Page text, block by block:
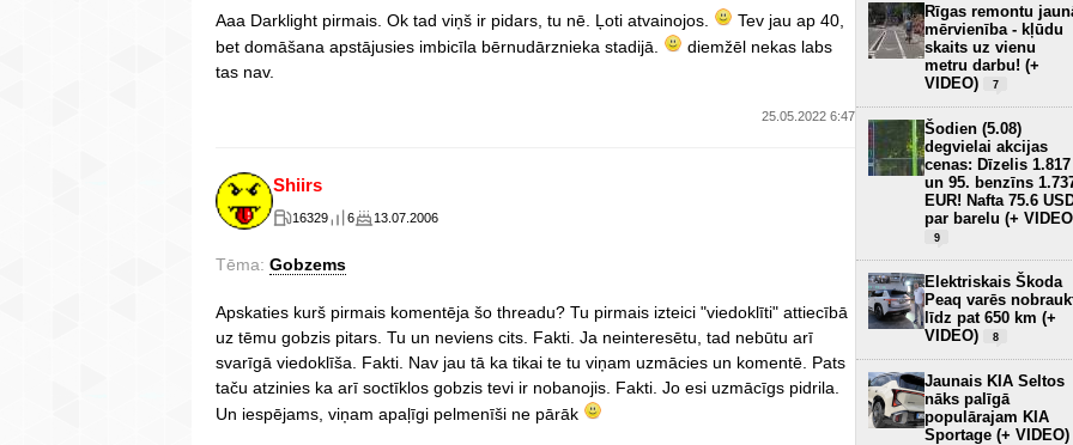
Aaa Darklight pirmais. Ok tad viņš ir pidars, tu nē. Ļoti atvainojos.
Tev jau ap 40,
bet domāšana apstājusies imbicīla bērnudārznieka stadijā.
diemžēl nekas labs
tas nav.
25.05.2022 6:47
Shiirs
16329 6 13.07.2006
Tēma: Gobzems
Apskaties kurš pirmais komentēja šo threadu? Tu pirmais izteici "viedoklīti" attiecībā
uz tēmu gobzis pitars. Tu un neviens cits. Fakti. Ja neinteresētu, tad nebūtu arī
svarīgā viedoklīša. Fakti. Nav jau tā ka tikai te tu viņam uzmācies un komentē. Pats
taču atzinies ka arī soctīklos gobzis tevi ir nobanojis. Fakti. Jo esi uzmācīgs pidrila.
Un iespējams, viņam apaļīgi pelmenīši ne pārāk
Rīgas remontu
mērvienība - kļūdu
skaits uz vienu
metru darbu! (+
VIDEO)
7
Šodien (5.08)
degvielai akcijas
cenas: Dīzelis 1.817
un 95. benzīns
EUR! Nafta 75.6
par barelu (+
9
Elektriskais Škoda
Peaq varēs
līdz pat 650 km (+
VIDEO)
8
Jaunais KIA Seltos
nāks palīgā
populārajam KIA
Sportage (+ VIDEO)